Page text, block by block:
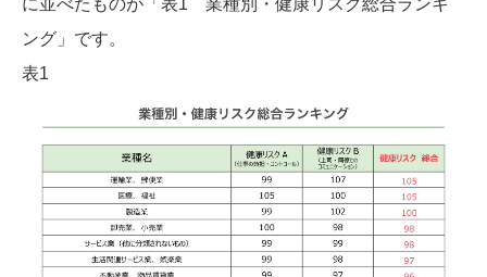
に並べたものが「表1 業種別・健康リスク総合ランキ
ング」です。
表1